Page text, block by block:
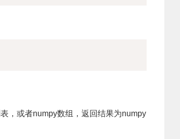
，或者numpy数组，返回结果为numpy